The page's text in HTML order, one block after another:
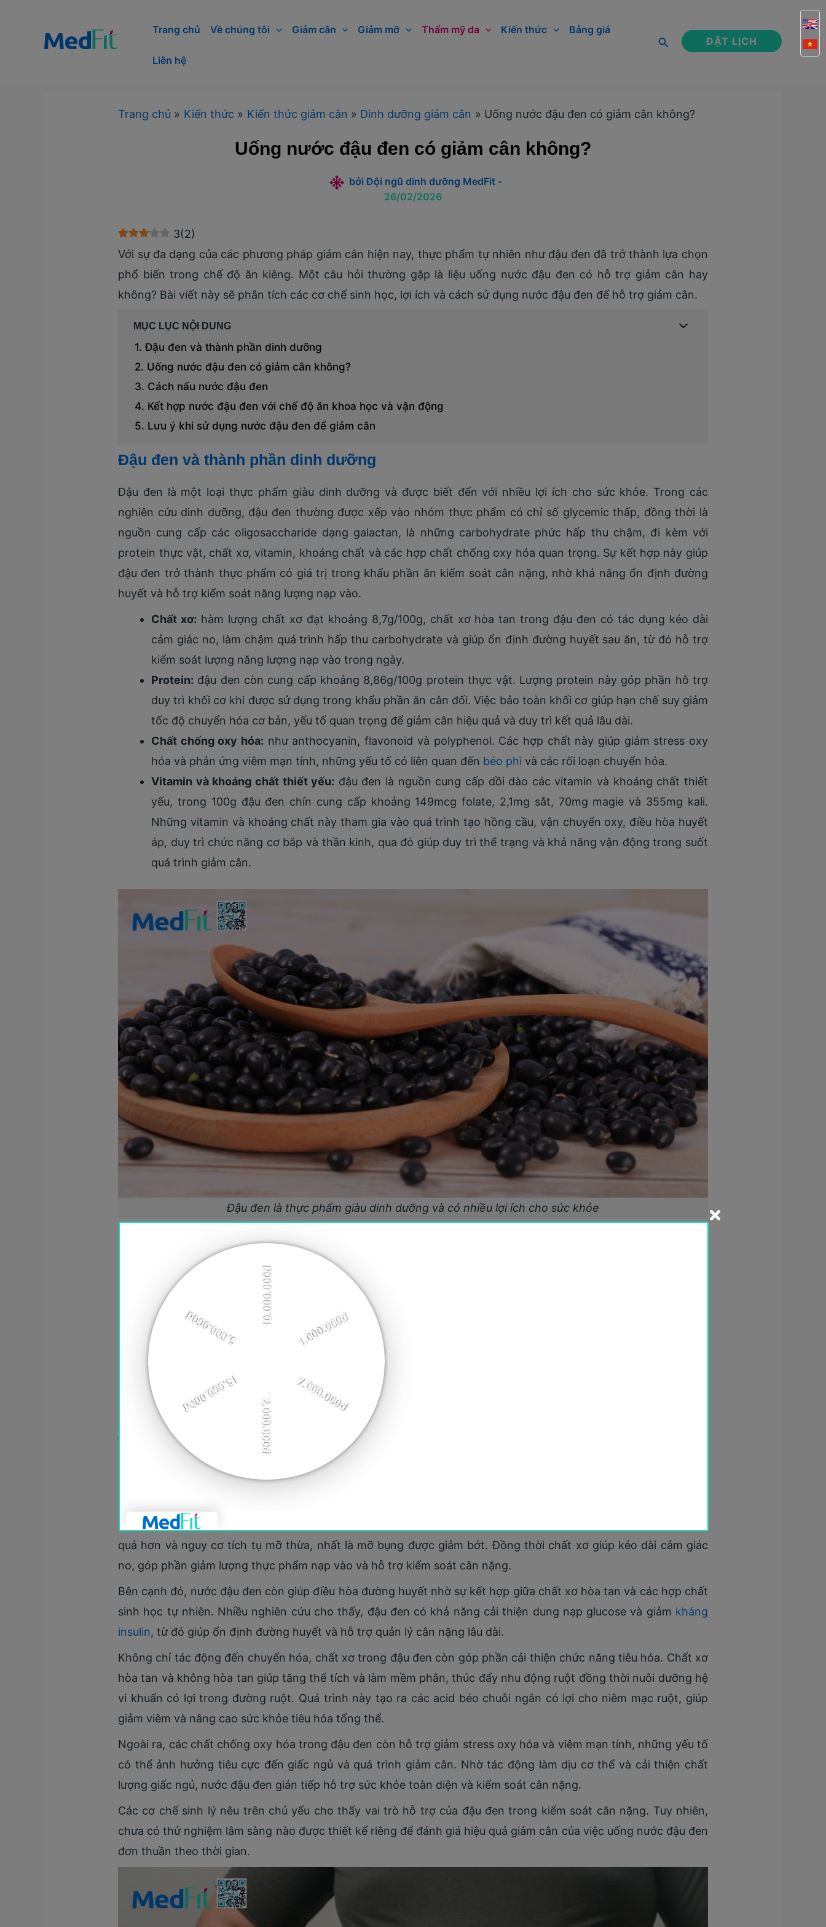
Trang chủ Về chúng tôi Giảm cân Giảm mỡ Thẩm mỹ da Kiến thức Bảng giá
Liên hệ
Tìm
ĐẶT LỊCH
Trang chủ Kiến thức Kiến thức giảm cân Dinh dưỡng giảm cân Uống nước đậu đen có giảm cân không?
Uống nước đậu đen có giảm cân không?
bởi Đội ngũ dinh dưỡng MedFit -
26/02/2026
3(2)
Với sự đa dạng của các phương pháp giảm cân hiện nay, thực phẩm tự nhiên như đậu đen đã trở thành lựa chọn
phổ biến trong chế độ ăn kiêng. Một câu hỏi thường gặp là liệu uống nước đậu đen có hỗ trợ giảm cân hay
không? Bài viết này sẽ phân tích các cơ chế sinh học, lợi ích và cách sử dụng nước đậu đen để hỗ trợ giảm cân.
MỤC LỤC NỘI DUNG
Đậu đen và thành phần dinh dưỡng
Uống nước đậu đen có giảm cân không?
Cách nấu nước đậu đen
Kết hợp nước đậu đen với chế độ ăn khoa học và vận động
Lưu ý khi sử dụng nước đậu đen để giảm cân
Đậu đen và thành phần dinh dưỡng
Đậu đen là một loại thực phẩm giàu dinh dưỡng và được biết đến với nhiều lợi ích cho sức khỏe. Trong các
nghiên cứu dinh dưỡng, đậu đen thường được xếp vào nhóm thực phẩm có chỉ số glycemic thấp, đồng thời là
nguồn cung cấp các oligosaccharide dạng galactan, là những carbohydrate phức hấp thu chậm, đi kèm với
protein thực vật, chất xơ, vitamin, khoáng chất và các hợp chất chống oxy hóa quan trọng. Sự kết hợp này giúp
đậu đen trở thành thực phẩm có giá trị trong khẩu phần ăn kiểm soát cân nặng, nhờ khả năng ổn định đường
huyết và hỗ trợ kiểm soát năng lượng nạp vào.
Chất xơ: hàm lượng chất xơ đạt khoảng 8,7g/100g, chất xơ hòa tan trong đậu đen có tác dụng kéo dài
cảm giác no, làm chậm quá trình hấp thu carbohydrate và giúp ổn định đường huyết sau ăn, từ đó hỗ trợ
kiểm soát lượng năng lượng nạp vào trong ngày.
Protein: đậu đen còn cung cấp khoảng 8,86g/100g protein thực vật. Lượng protein này góp phần hỗ trợ
duy trì khối cơ khi được sử dụng trong khẩu phần ăn cân đối. Việc bảo toàn khối cơ giúp hạn chế suy giảm
tốc độ chuyển hóa cơ bản, yếu tố quan trọng để giảm cân hiệu quả và duy trì kết quả lâu dài.
Chất chống oxy hóa: như anthocyanin, flavonoid và polyphenol. Các hợp chất này giúp giảm stress oxy
hóa và phản ứng viêm mạn tính, những yếu tố có liên quan đến béo phì và các rối loạn chuyển hóa.
Vitamin và khoáng chất thiết yếu: đậu đen là nguồn cung cấp dồi dào các vitamin và khoáng chất thiết
yếu, trong 100g đậu đen chín cung cấp khoảng 149mcg folate, 2,1mg sắt, 70mg magie và 355mg kali.
Những vitamin và khoáng chất này tham gia vào quá trình tạo hồng cầu, vận chuyển oxy, điều hòa huyết
áp, duy trì chức năng cơ bắp và thần kinh, qua đó giúp duy trì thể trạng và khả năng vận động trong suốt
quá trình giảm cân.
Đậu đen là thực phẩm giàu dinh dưỡng và có nhiều lợi ích cho sức khỏe
Uống nước đậu đen có giảm cân không?
Để trả lời câu hỏi này, chúng ta cần tìm hiểu về các cơ chế sinh lý liên quan đến quá trình giảm cân và tác dụng
của nước đậu đen.
Chất xơ trong đậu đen, đặc biệt là chất xơ hòa tan đóng vai trò quan trọng trong việc hỗ trợ
chế tăng đường huyết sau ăn và giúp ổn định insulin. Khi insulin được kiểm soát tốt, quá trình đốt mỡ diễn ra hiệu
quả hơn và nguy cơ tích tụ mỡ thừa, nhất là mỡ bụng được giảm bớt. Đồng thời chất xơ giúp kéo dài cảm giác
no, góp phần giảm lượng thực phẩm nạp vào và hỗ trợ kiểm soát cân nặng.
Bên cạnh đó, nước đậu đen còn giúp điều hòa đường huyết nhờ sự kết hợp giữa chất xơ hòa tan và các hợp chất
sinh học tự nhiên. Nhiều nghiên cứu cho thấy, đậu đen có khả năng cải thiện dung nạp glucose và giảm kháng
insulin, từ đó giúp ổn định đường huyết và hỗ trợ quản lý cân nặng lâu dài.
Không chỉ tác động đến chuyển hóa, chất xơ trong đậu đen còn góp phần cải thiện chức năng tiêu hóa. Chất xơ
hòa tan và không hòa tan giúp tăng thể tích và làm mềm phân, thúc đẩy nhu động ruột đồng thời nuôi dưỡng hệ
vi khuẩn có lợi trong đường ruột. Quá trình này tạo ra các acid béo chuỗi ngắn có lợi cho niêm mạc ruột, giúp
giảm viêm và nâng cao sức khỏe tiêu hóa tổng thể.
Ngoài ra, các chất chống oxy hóa trong đậu đen còn hỗ trợ giảm stress oxy hóa và viêm mạn tính, những yếu tố
có thể ảnh hưởng tiêu cực đến giấc ngủ và quá trình giảm cân. Nhờ tác động làm dịu cơ thể và cải thiện chất
lượng giấc ngủ, nước đậu đen gián tiếp hỗ trợ sức khỏe toàn diện và kiểm soát cân nặng.
Các cơ chế sinh lý nêu trên chủ yếu cho thấy vai trò hỗ trợ của đậu đen trong kiểm soát cân nặng. Tuy nhiên,
chưa có thử nghiệm lâm sàng nào được thiết kế riêng để đánh giá hiệu quả giảm cân của việc uống nước đậu đen
đơn thuần theo thời gian.